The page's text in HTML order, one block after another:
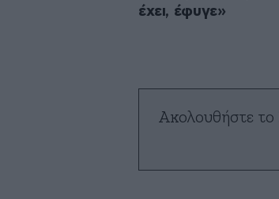
έχει, έφυγε»
Ακολουθήστε το